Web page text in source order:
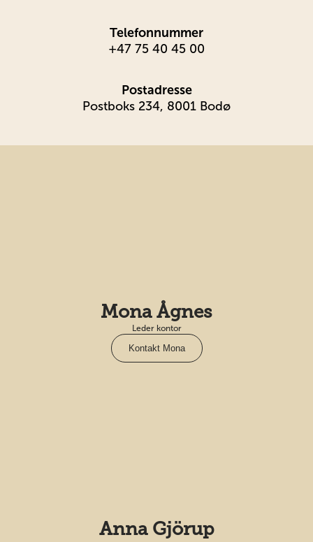
Telefonnummer
+47 75 40 45 00
Postadresse
Postboks 234, 8001 Bodø
Mona Ågnes
Leder kontor
Kontakt Mona
Anna Gjörup